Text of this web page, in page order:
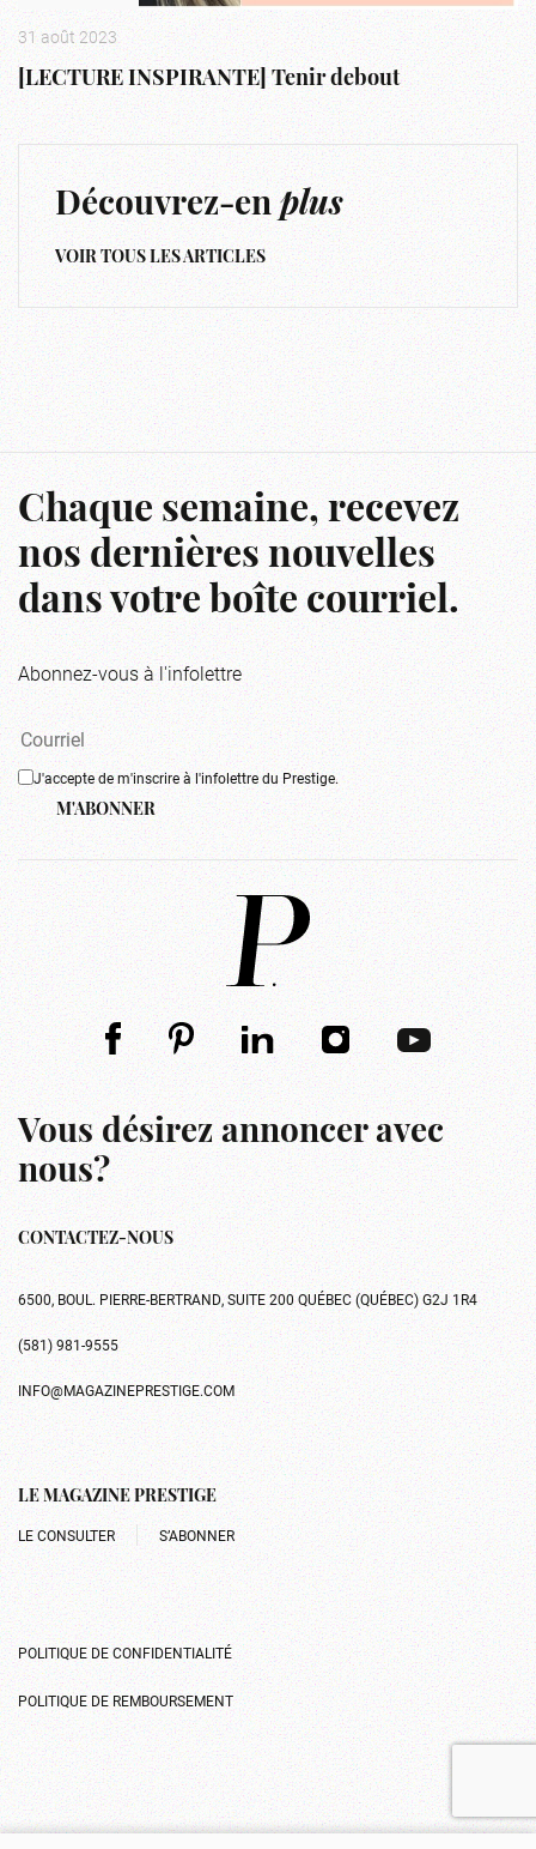
31 août 2023
[LECTURE INSPIRANTE] Tenir debout
Découvrez-enplus
VOIR TOUS LES ARTICLES
Chaque semaine, recevez
nos dernières nouvelles
dans votre boîte courriel.
Abonnez-vous à l'infolettre
J'accepte de m'inscrire à l'infolettre du Prestige.
M'ABONNER
Vous désirez annoncer avec
nous?
CONTACTEZ-NOUS
6500, BOUL. PIERRE-BERTRAND, SUITE 200 QUÉBEC (QUÉBEC) G2J 1R4
(581) 981-9555
INFO@MAGAZINEPRESTIGE.COM
LE MAGAZINE PRESTIGE
LE CONSULTER S’ABONNER
POLITIQUE DE CONFIDENTIALITÉ
POLITIQUE DE REMBOURSEMENT